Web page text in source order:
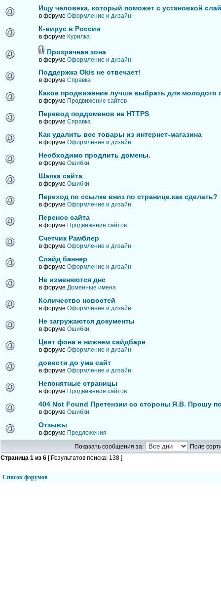
Ищу человека, который поможет с установкой
в форуме Оформление и дизайн
К-вирус в России
в форуме Курилка
Прозрачная зона
в форуме Оформление и дизайн
Поддержка Okis не отвечает!
в форуме Справка
Какое продвижение лучше выбрать для молодого
в форуме Продвижение сайтов
Перевод поддоменов на HTTPS
в форуме Справка
Как удалить все товары из интернет-магазина
в форуме Оформление и дизайн
Необходимо продлить домены.
в форуме Ошибки
Шапка сайта
в форуме Ошибки
Переход по ссылке вниз по странице.как сделать?
в форуме Оформление и дизайн
Перенос сайта
в форуме Продвижение сайтов
Счетчик Рамблер
в форуме Оформление и дизайн
Слайд баннер
в форуме Оформление и дизайн
Не изменяются днс
в форуме Доменные имена
Количество новостей
в форуме Оформление и дизайн
Не загружаются документы
в форуме Ошибки
Цвет фона в нижнем сайдбаре
в форуме Оформление и дизайн
довести до ума сайт
в форуме Оформление и дизайн
Непонятные страницы
в форуме Продвижение сайтов
404 Not Found Претензии со стороны Я.В. Прошу
в форуме Ошибки
Отзывы
в форуме Предложения
Показать сообщения за:
Поле
Страница 1 из 6 [ Результатов поиска: 138 ]
Список форумов